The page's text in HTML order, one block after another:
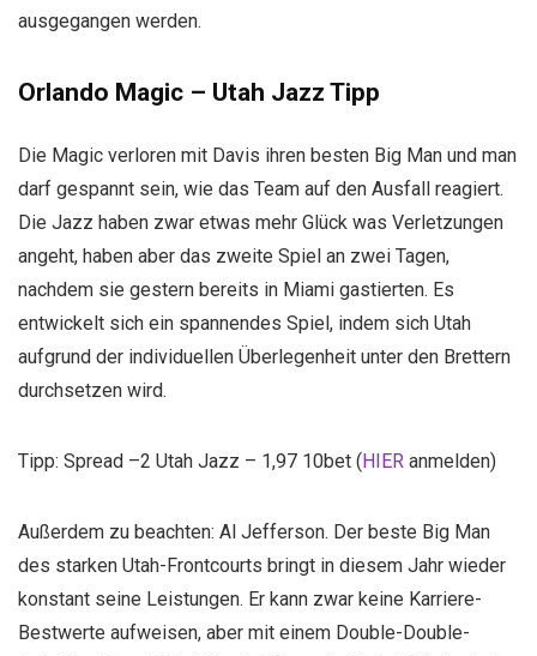
ausgegangen werden.
Orlando Magic – Utah Jazz Tipp
Die Magic verloren mit Davis ihren besten Big Man und man
darf gespannt sein, wie das Team auf den Ausfall reagiert.
Die Jazz haben zwar etwas mehr Glück was Verletzungen
angeht, haben aber das zweite Spiel an zwei Tagen,
nachdem sie gestern bereits in Miami gastierten. Es
entwickelt sich ein spannendes Spiel, indem sich Utah
aufgrund der individuellen Überlegenheit unter den Brettern
durchsetzen wird.
Tipp: Spread –2 Utah Jazz – 1,97 10bet (HIER anmelden)
Außerdem zu beachten: Al Jefferson. Der beste Big Man
des starken Utah-Frontcourts bringt in diesem Jahr wieder
konstant seine Leistungen. Er kann zwar keine Karriere-
Bestwerte aufweisen, aber mit einem Double-Double-